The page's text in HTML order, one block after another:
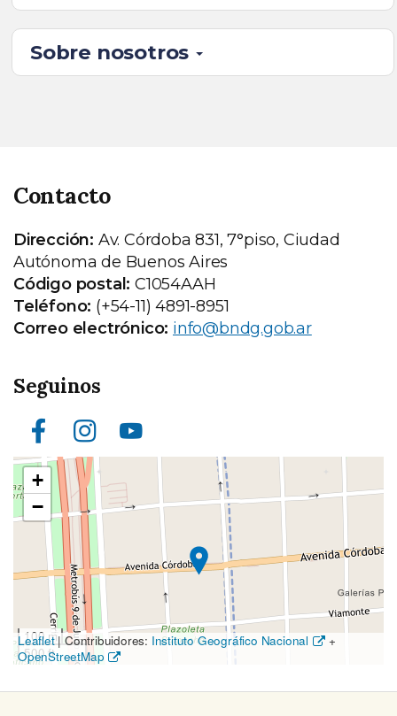
Sobre nosotros
Contacto
Dirección: Av. Córdoba 831, 7°piso, Ciudad
Autónoma de Buenos Aires
Código postal: C1054AAH
Teléfono: (+54-11) 4891-8951
Correo electrónico: info@bndg.gob.ar
Seguinos
Facebook Instagram Youtube
Ubicación
en
el
mapa
+
−
100 m
500 ft
Leaflet |Contribuidores: Instituto Geográfico Nacional
+
OpenStreetMap